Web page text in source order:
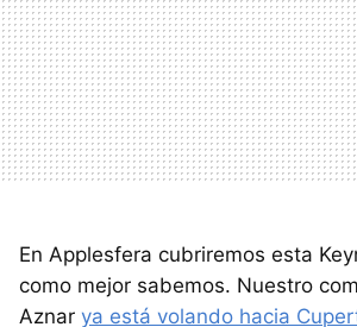
En Applesfera cubriremos esta
como mejor sabemos. Nuestro
Aznar ya está volando hacia